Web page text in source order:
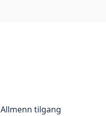
Allmenn tilgang